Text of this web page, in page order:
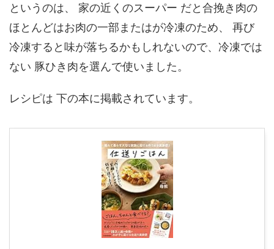
というのは、 家の近くのスーパー だと合挽き肉の
ほとんどはお肉の一部またはが冷凍のため、 再び
冷凍すると味が落ちるかもしれないので、冷凍では
ない 豚ひき肉を選んで使いました。
レシピは 下の本に掲載されています。